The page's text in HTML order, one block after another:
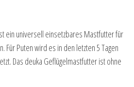
ein universell einsetzbares Mastfutter für
Für Puten wird es in den letzten 5 Tagen
Das deuka Geflügelmastfutter ist ohne